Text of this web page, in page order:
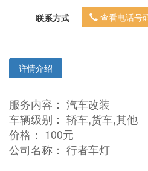
联系方式
查看电话号
详情介绍
服务内容： 汽车改装
车辆级别： 轿车,货车,其他
价格： 100元
公司名称： 行者车灯